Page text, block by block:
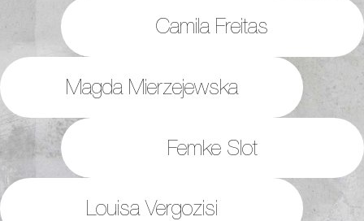
Camila Freitas
Magda Mierzejewska
Femke Slot
Louisa Vergozisi